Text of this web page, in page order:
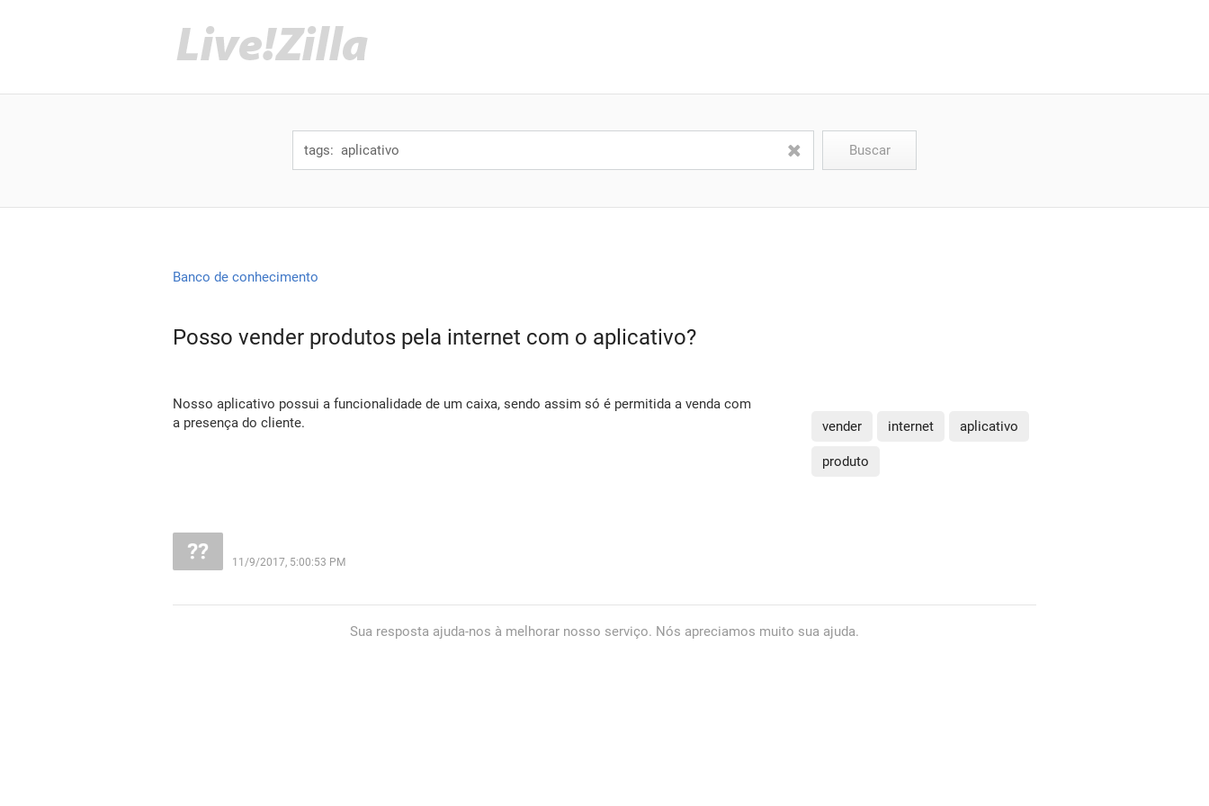
Banco de conhecimento
Posso vender produtos pela internet com o aplicativo?
Nosso aplicativo possui a funcionalidade de um caixa, sendo assim só é permitida a venda com
a presença do cliente.
vender internet aplicativo
produto
11/9/2017, 5:00:53 PM
Sua resposta ajuda-nos à melhorar nosso serviço. Nós apreciamos muito sua ajuda.